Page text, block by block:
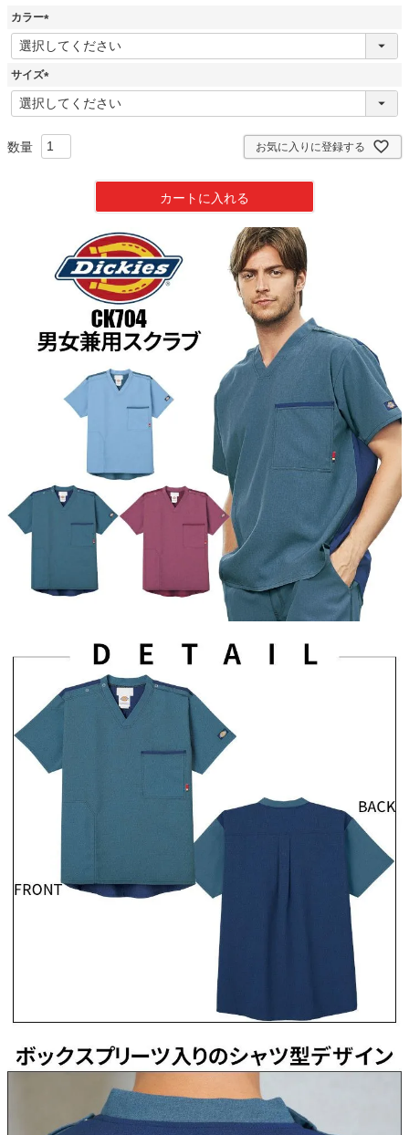
カラー
(
必
須
サイズ
(
必
お気に入りに登録する
カートに入れる